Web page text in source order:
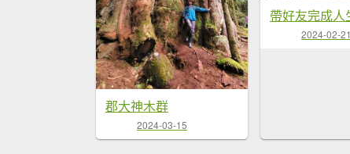
郡大神木群
2024-03-15
2024-02-21